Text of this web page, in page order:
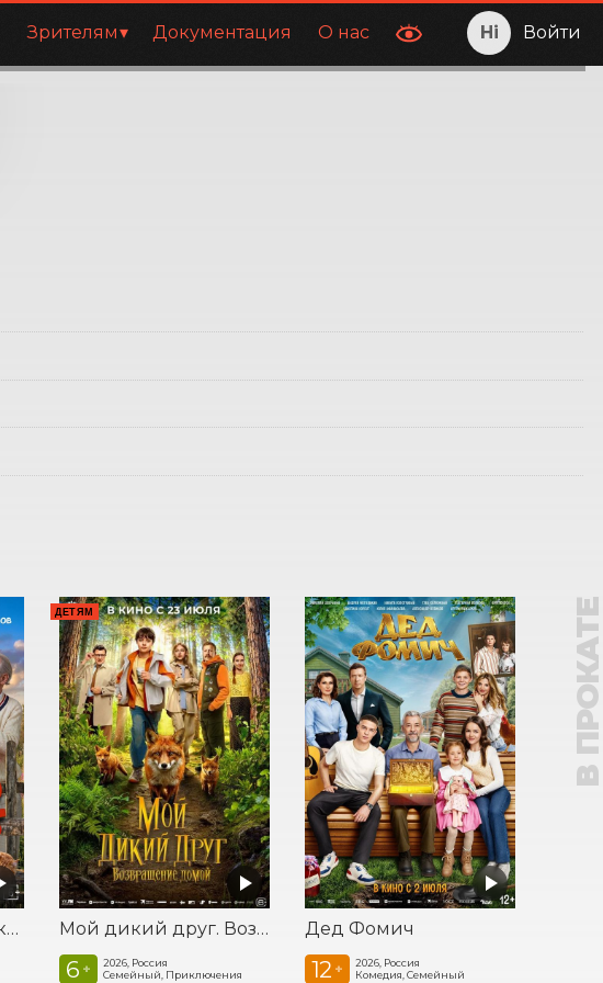
Зрителям Документация О нас Войти
На деревню дедушке 2
ДЕТЯМ
Мой дикий друг. Возвращение домой
6 +
2026, Россия
Семейный, Приключения
Дед Фомич
12 +
2026, Россия
Комедия, Семейный
В